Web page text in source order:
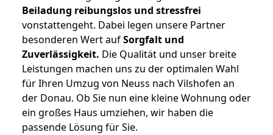
Beiladung reibungslos und stressfrei
vonstattengeht. Dabei legen unsere Partner
besonderen Wert aufSorgfalt und
Zuverlässigkeit. Die Qualität und unser breite
Leistungen machen uns zu der optimalen Wahl
für Ihren Umzug von Neuss nach Vilshofen an
der Donau. Ob Sie nun eine kleine Wohnung oder
ein großes Haus umziehen, wir haben die
passende Lösung für Sie.